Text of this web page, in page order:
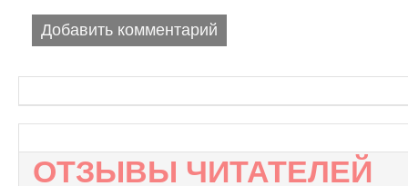
Добавить комментарий
ОТЗЫВЫ ЧИТАТЕЛЕЙ